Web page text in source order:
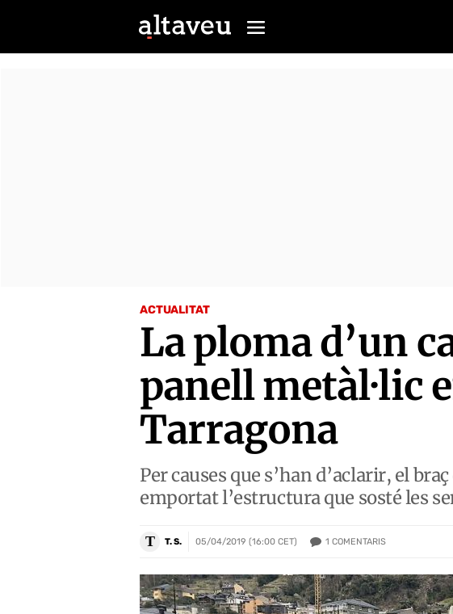
ACTUALITAT
La ploma d’un
panell metàl·lic
Tarragona
Per causes que s’han d’aclarir, el
emportat l’estructura que sosté les
T T. S. 05/04/2019 (16:00 CET) 1 COMENTARIS